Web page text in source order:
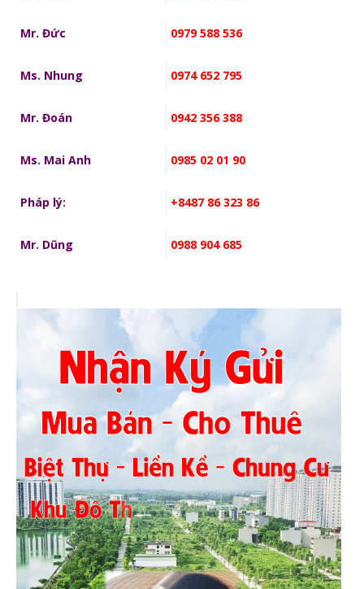
Mr. Đức 0979 588 536
Ms. Nhung 0974 652 795
Mr. Đoán 0942 356 388
Ms. Mai Anh 0985 02 01 90
Pháp lý: +8487 86 323 86
Mr. Dũng 0988 904 685